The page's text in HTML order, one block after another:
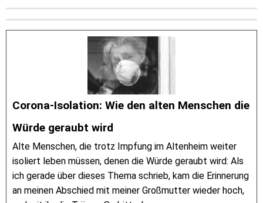
Corona-Isolation: Wie den alten Menschen die
Würde geraubt wird
Alte Menschen, die trotz Impfung im Altenheim weiter
isoliert leben müssen, denen die Würde geraubt wird: Als
ich gerade über dieses Thema schrieb, kam die Erinnerung
an meinen Abschied mit meiner Großmutter wieder hoch,